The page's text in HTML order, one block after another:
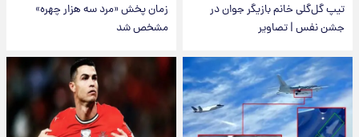
تیپ گل‌گلی خانم بازیگر جوان در
جشن نفس | تصاویر
زمان پخش «مرد سه هزار چهره»
مشخص شد